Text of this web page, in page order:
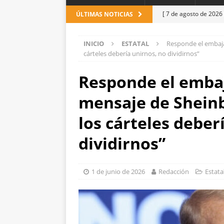
ÚLTIMAS NOTICIAS [ 7 de agosto de 2026
[ 7 de agosto de
[ 6 de agosto de
de unidad en el PAN
[ 6 de agosto de
INICIO ESTATAL
Responde el
cárteles debería unirnos, no dividirnos”
Responde el
mensaje de
los cárteles
dividirnos”
1 de junio de 2026 Redacción Estatal